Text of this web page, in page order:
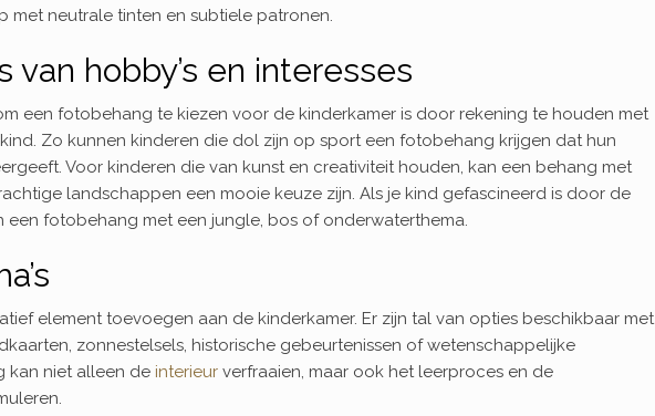
met neutrale tinten en subtiele patronen.
van hobby’s en interesses
een fotobehang te kiezen voor de kinderkamer is door rekening te houden met
kind. Zo kunnen kinderen die dol zijn op sport een fotobehang krijgen dat hun
Voor kinderen die van kunst en creativiteit houden, kan een behang met
landschappen een mooie keuze zijn. Als je kind gefascineerd is door de
een fotobehang met een jungle, bos of onderwaterthema.
element toevoegen aan de kinderkamer. Er zijn tal van opties beschikbaar met
zonnestelsels, historische gebeurtenissen of wetenschappelijke
kan niet alleen de interieur verfraaien, maar ook het leerproces en de